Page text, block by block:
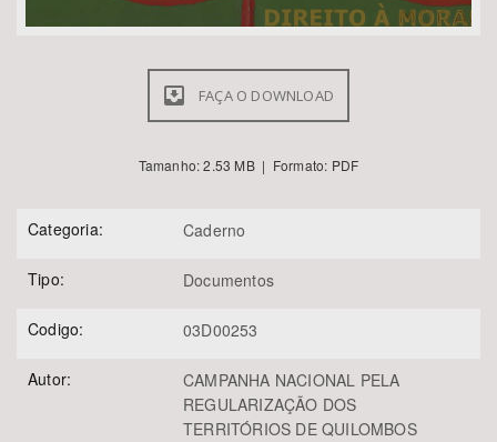
BUSCAR
FAÇA O DOWNLOAD
Tamanho: 2.53 MB | Formato: PDF
Categoria: Caderno
Tipo: Documentos
Codigo: 03D00253
Autor:
CAMPANHA NACIONAL PELA
REGULARIZAÇÃO DOS
TERRITÓRIOS DE QUILOMBOS